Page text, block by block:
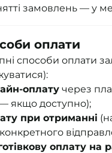
замовлень — у
оплати
способи оплати
оплату через
якщо доступно);
при отриманні
оплату на